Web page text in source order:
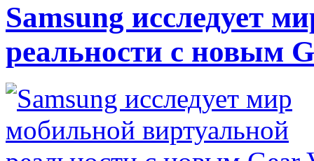
Samsung исследует
реальности с новым